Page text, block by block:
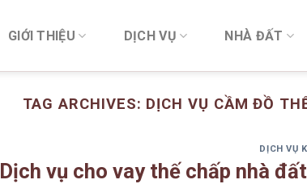
GIỚI THIỆU DỊCH VỤ NHÀ ĐẤT
TAG ARCHIVES: DỊCH VỤ CẦM ĐỒ
DỊCH VỤ
Dịch vụ cho vay thế chấp nhà